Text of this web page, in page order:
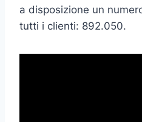
a disposizione un
tutti i clienti: 892.050.